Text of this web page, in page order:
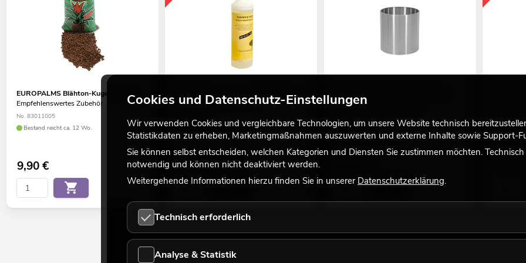
EUROPALMS Blähton-Kugeln, braun
Empfehlenswertes Zubehör
No. 83011005
Bestand reicht ca. 12 Wo.
9,90€
Brandschutzspray nach DIN4102/B1, 1l
Empfehlenswertes Zubehör
Bestand reicht ca. 12 Wo.
62,90 € 52,86€
Edelstahlübertopf, Ø40cm
No. 83011388
Verfügbar in ca. 12 Wo.
No.
Bestand
Cookies und Datenschutz-Einstellungen
Wir verwenden Cookies und vergleichbare Technologien, um unsere Website technisch
Statistikdaten zu erheben, Marketingmaßnahmen auszuwerten und externe Inhalte sowie Support-
Sie können selbst entscheiden, welchen Kategorien und Diensten Sie zustimmen möchten.
notwendig und können nicht deaktiviert werden.
Weitergehende Informationen hierzu finden Sie in unserer Datenschutzerklärung.
Technisch erforderlich
Analyse & Statistik